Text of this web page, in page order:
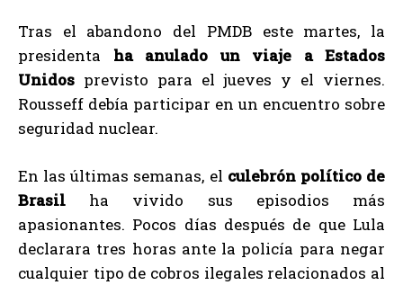
Tras el abandono del PMDB este martes, la
presidenta ha anulado un viaje a Estados
Unidos previsto para el jueves y el viernes.
Rousseff debía participar en un encuentro sobre
seguridad nuclear.
En las últimas semanas, el culebrón político de
Brasil ha vivido sus episodios más
apasionantes. Pocos días después de que Lula
declarara tres horas ante la policía para negar
cualquier tipo de cobros ilegales relacionados al